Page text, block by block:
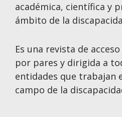
académica, científica y
ámbito de la
Es una revista de
por pares y dirigida a
entidades que trabajan
campo de la